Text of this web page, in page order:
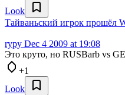
Look
Тайваньский игрок прошёл
rypy Dec 4 2009 at 19:08
Это круто, но RUSBarb vs
+1
Look